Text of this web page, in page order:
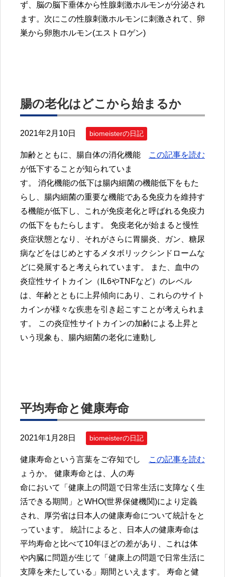
ず、脳の脳下垂体から性腺刺激ホルモンが分泌され
ます。次にこの性腺刺激ホルモンに刺激されて、卵
巣から卵胞ホルモン(エストロゲン)
腸の老化はどこから始まるか
2021年2月10日 biomeisterの日記
この記事を読む
加齢とともに、腸自体の消化機能
が低下することが知られていま
す。 消化機能の低下は腸内細菌の機能低下をもた
らし、腸内細菌の重要な機能である免疫力を維持す
る機能が低下し、これが免疫老化と呼ばれる免疫力
の低下をもたらします。 免疫老化が始まると慢性
炎症状態となり、それがさらに胃腸炎、ガン、糖尿
病などをはじめとするメタボリックシンドロームな
どに発展すると考えられています。 また、血中の
炎症性サイトカイン（IL6やTNFなど）のレベル
は、年齢とともに上昇傾向にあり、これらのサイト
カインが様々な疾患を引き起こすことが考えられま
す。 この炎症性サイトカインの加齢による上昇と
いう現象も、腸内細菌の老化に連動し
平均寿命と健康寿命
2021年1月28日 biomeisterの日記
この記事を読む
健康寿命という言葉をご存知でし
ょうか。 健康寿命とは、人の寿
命において「健康上の問題で日常生活に支障なく生
活できる期間」とWHO(世界保健機関)により定義
され、厚労省は日本人の健康寿命について統計をと
っています。 統計によると、日本人の健康寿命は
平均寿命と比べて10年ほどの差があり、これは体
や内臓に問題が生じて「健康上の問題で日常生活に
支障を来たしている」期間といえます。 寿命と健